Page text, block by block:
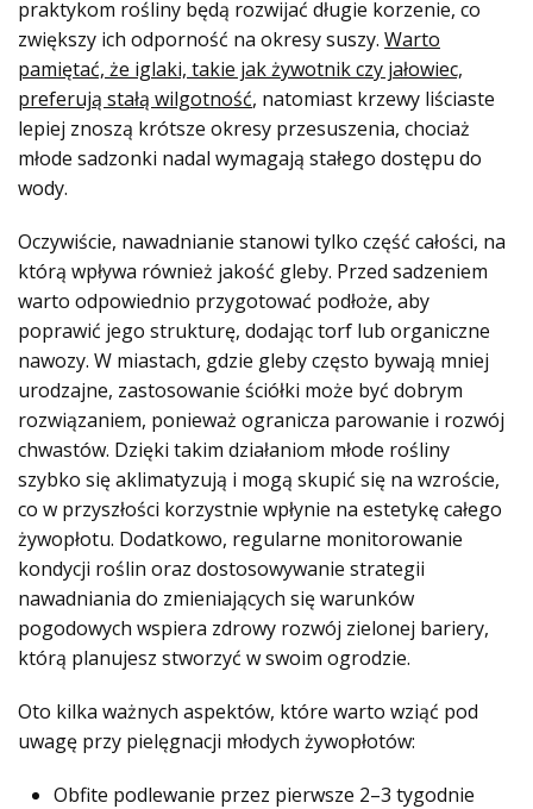
praktykom rośliny będą rozwijać długie korzenie, co
zwiększy ich odporność na okresy suszy. Warto
pamiętać, że iglaki, takie jak żywotnik czy jałowiec,
preferują stałą wilgotność, natomiast krzewy liściaste
lepiej znoszą krótsze okresy przesuszenia, chociaż
młode sadzonki nadal wymagają stałego dostępu do
wody.
Oczywiście, nawadnianie stanowi tylko część całości, na
którą wpływa również jakość gleby. Przed sadzeniem
warto odpowiednio przygotować podłoże, aby
poprawić jego strukturę, dodając torf lub organiczne
nawozy. W miastach, gdzie gleby często bywają mniej
urodzajne, zastosowanie ściółki może być dobrym
rozwiązaniem, ponieważ ogranicza parowanie i rozwój
chwastów. Dzięki takim działaniom młode rośliny
szybko się aklimatyzują i mogą skupić się na wzroście,
co w przyszłości korzystnie wpłynie na estetykę całego
żywopłotu. Dodatkowo, regularne monitorowanie
kondycji roślin oraz dostosowywanie strategii
nawadniania do zmieniających się warunków
pogodowych wspiera zdrowy rozwój zielonej bariery,
którą planujesz stworzyć w swoim ogrodzie.
Oto kilka ważnych aspektów, które warto wziąć pod
uwagę przy pielęgnacji młodych żywopłotów:
Obfite podlewanie przez pierwsze 2–3 tygodnie